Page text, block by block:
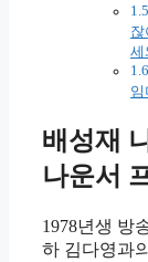
잖
세
임
배성재
나운서
1978년생 방
하 김다영과